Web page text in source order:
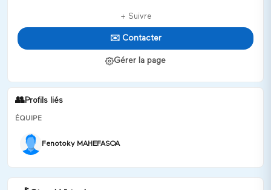
+ Suivre
✉️ Contacter
Gérer la page
👥Profils liés
ÉQUIPE
Fenotoky MAHEFASOA